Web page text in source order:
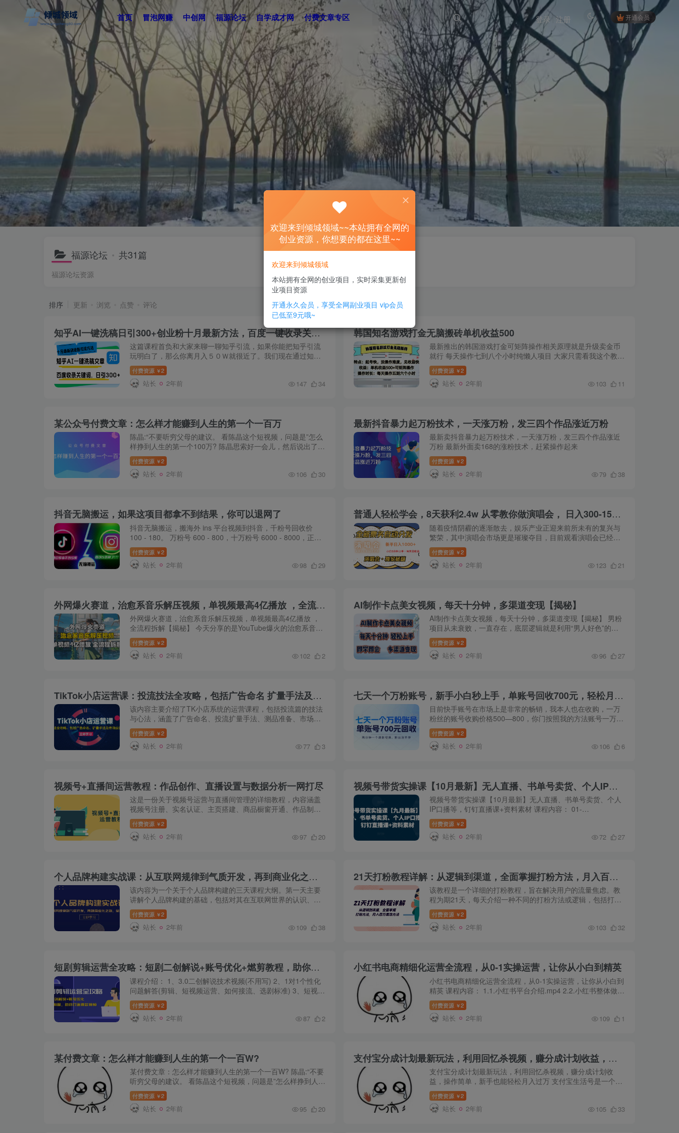
首页 冒泡网赚 中创网 福源论坛 自学成才网 付费文章专区 开通会员
登录 注册
福源论坛 共31篇
福源论坛资源
排序 更新 浏览 点赞 评论
知乎AI一键洗稿日引300+创业粉十月最新方法，百度一键收录关键词，躺赚…
这篇课程首负和大家来聊一聊知乎引流，如果你能把知乎引流
玩明白了，那么你离月入５０Ｗ就很近了。我们现在通过知乎
引流每天稳定变现在3000元左右，记住哈是稳定变现 平均一天
3000元，一天6000...
付费资源 ￥2
站长 2年前 147 34
韩国知名游戏打金无脑搬砖单机收益500
最新推出的韩国游戏打金可矩阵操作相关原理就是升级卖金币
就行 每天操作七到八个小时纯懒人项目 大家只需看我这个教程
操作即可 非常适合，小白，宝妈，学生，工作室，创业者，操
作可矩阵操作单...
付费资源 ￥2
站长 2年前 103 11
某公众号付费文章：怎么样才能赚到人生的第一个一百万
陈晶:“不要听穷父母的建议。 看陈晶这个短视频，问题是”怎么
样挣到人生的第一个100万? 陈晶思索好一会儿，然后说出了以
上几个字。我很能理解她的内心波动，因为她也是普通父母，
应该没有挣到...
付费资源 ￥2
站长 2年前 106 30
最新抖音暴力起万粉技术，一天涨万粉，发三四个作品涨近万粉
最新卖抖音暴力起万粉技术，一天涨万粉，发三四个作品涨近
万粉 最新外面卖168的涨粉技术，赶紧操作起来
付费资源 ￥2
站长 2年前 79 38
抖音无脑搬运，如果这项目都拿不到结果，你可以退网了
抖音无脑搬运，搬海外 ins 平台视频到抖音，千粉号回收价
100 - 180。 万粉号 600 - 800，十万粉号 6000 - 8000，正常
发 3 - 5 天可涨千粉。 每天发 3 条，坚持发，10 - 15 天可涨万
粉，30 - 35...
付费资源 ￥2
站长 2年前 98 29
普通人轻松学会，8天获利2.4w 从零教你做演唱会， 日入300-1500的高额信息差项目
随着疫情阴霾的逐渐散去，娱乐产业正迎来前所未有的复兴与
繁荣，其中演唱会市场更是璀璨夺目，目前观看演唱会已经成
为生活中一种娱乐常态，演唱会票务有着更丰富的选择，与各
大知名演唱会主办方...
付费资源 ￥2
站长 2年前 123 21
外网爆火赛道，治愈系音乐解压视频，单视频最高4亿播放 ，全流程拆解【揭秘】
外网爆火赛道，治愈系音乐解压视频，单视频最高4亿播放 ，
全流程拆解【揭秘】 今天分享的是YouTube爆火的治愈系音乐
减压视频，使观看聆听者达到一个放松的效果。此赛道在外网
爆火，外网博主月收...
付费资源 ￥2
站长 2年前 102 2
AI制作卡点美女视频，每天十分钟，多渠道变现【揭秘】
AI制作卡点美女视频，每天十分钟，多渠道变现【揭秘】 男粉
项目从未衰败，一直存在，底层逻辑就是利用“男人好色”的本
性通过短视频将男粉引到私域，然后在私域卖东西，变现能力
超强，方式也很...
付费资源 ￥2
站长 2年前 96 27
TikTok小店运营课：投流技法全攻略，包括广告命名 扩量手法及市场运营方法
该内容主要介绍了TK小店系统的运营课程，包括投流篇的技法
与心法，涵盖了广告命名、投流扩量手法、测品准备、市场阶
段运营方法、CPA-T曲线、投流流派、广告术语、黄金时间法
则、数据优化等内容...
付费资源 ￥2
站长 2年前 77 3
七天一个万粉账号，新手小白秒上手，单账号回收700元，轻松月入三万＋
目前快手账号在市场上是非常的畅销，我本人也在收购，一万
粉丝的账号收购价格500—800，你门按照我的方法账号一万粉
的周期一个星期搞定，因为我也需要万粉账号做其他项目，我
自己也在矩阵涨粉，...
付费资源 ￥2
站长 2年前 106 6
视频号+直播间运营教程：作品创作、直播设置与数据分析一网打尽
这是一份关于视频号运营与直播间管理的详细教程，内容涵盖
视频号注册、实名认证、主页搭建、商品橱窗开通、作品制作
与发布、直播设置与话术等多个方面。 直播间投流 1，直播间
投流前提条件.mp4 ...
付费资源 ￥2
站长 2年前 97 20
视频号带货实操课【10月最新】无人直播、书单号卖货、个人IP口播等，钉钉直播课+资料素材
视频号带货实操课【10月最新】无人直播、书单号卖货、个人
IP口播等，钉钉直播课+资料素材 课程内容： 01-
240316【OBS和直播伴侣】ev.mp4 02-240320【枕上诗书】
ev.mp4 03-240323【张小伟发起的...
付费资源 ￥2
站长 2年前 72 27
个人品牌构建实战课：从互联网规律到气质开发，再到商业化之路，全程解析
该内容为一个关于个人品牌构建的三天课程大纲。第一天主要
讲解个人品牌构建的基础，包括对其在互联网世界的认识、要
做的事件、内容以及注意力的使用。第二天强调个人品牌需基
于个人气质与生命力...
付费资源 ￥2
站长 2年前 109 38
21天打粉教程详解：从逻辑到渠道，全面掌握打粉方法，月入百万高效方法
该教程是一个详细的打粉教程，旨在解决用户的流量焦虑。教
程为期21天，每天介绍一种不同的打粉方法或逻辑，包括打粉
渠道、风险、以及多种具体的打粉技巧。 课程内容： 内容大纲
day 1:打粉逻辑 ...
付费资源 ￥2
站长 2年前 103 32
短剧剪辑运营全攻略：短剧二创解说+账号优化+燃剪教程，助你打造爆款视频
课程介绍： 1、3.0二创解说技术视频(不用写) 2、1对1个性化
问题解答(剪辑、短视频运营、如何接流、选剧标准) 3、短视频
限流方案调整 4、抖音账号权重诊断分析并优化 5、「燃剪 」
教程 方法听话...
付费资源 ￥2
站长 2年前 87 2
小红书电商精细化运营全流程，从0-1实操运营，让你从小白到精英
小红书电商精细化运营全流程，从0-1实操运营，让你从小白到
精英 课程内容： 1.1.小红书平台介绍.mp4 2.2.小红书整体做店
思路梳理,mp4 3.3.小红书专业号解析.mp4 4.4.小红书开店明细
及流程,mp4 5...
付费资源 ￥2
站长 2年前 109 1
​某付费文章：怎‮样么‬才能赚‮人到‬生的第‮个一‬一百W?
​某付费文章：怎‮样么‬才能赚‮人到‬生的第‮个一‬一百W? 陈晶:“不要
听穷父母的建议。 看陈晶这个短视频，问题是”怎么样挣到人生
的第一个100万? 陈晶思索好一会儿，然后说出了以上几个字...
付费资源 ￥2
站长 2年前 95 20
支付宝分成计划最新玩法，利用回忆杀视频，赚分成计划收益，操作简单，新手也能轻松月入过万
支付宝分成计划最新玩法，利用回忆杀视频，赚分成计划收
益，操作简单，新手也能轻松月入过万 支付宝生活号是一个小
白可以玩的副业，非常简单，一小时上手，普通小白全职可以
月入1-2W，但是目前...
付费资源 ￥2
站长 2年前 105 33
欢迎来到倾城领域~~本站拥有全网的
创业资源，你想要的都在这里~~
欢迎来到倾城领域
本站拥有全网的创业项目，实时采集更新创
业项目资源
开通永久会员，享受全网副业项目 vip会员
已低至9元哦~